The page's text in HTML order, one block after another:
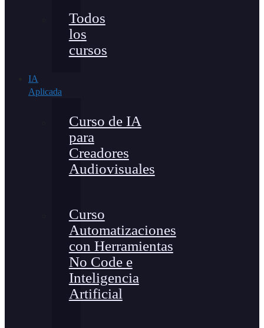
Todos
los
cursos
IA
Aplicada
Curso de IA
para
Creadores
Audiovisuales
Curso
Automatizaciones
con Herramientas
No Code e
Inteligencia
Artificial